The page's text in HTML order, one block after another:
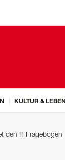
KULTUR & LEBEN
den ff-Fragebogen